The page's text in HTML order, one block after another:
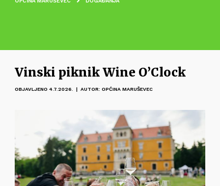
Vinski piknik Wine O’Clock
OBJAVLJENO 4.7.2026. | AUTOR: OPĆINA MARUŠEVEC